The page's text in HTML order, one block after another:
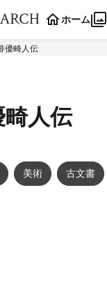
ホーム
優畸人伝
人伝
美術 古文書